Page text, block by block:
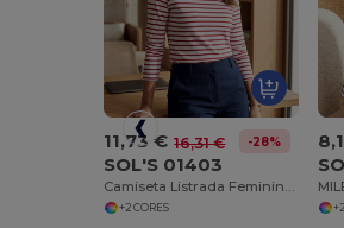
11,73 € 16,31 € -28%
SOL'S 01403
Camiseta Listrada Feminina Manga Longa em Algodão
+2 CORES